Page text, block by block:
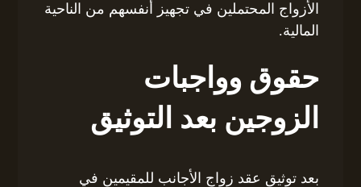
الأزواج المحتملين في تجهيز أنفسهم من الناحية
المالية.
حقوق وواجبات
الزوجين بعد التوثيق
بعد توثيق عقد زواج الأجانب للمقيمين في